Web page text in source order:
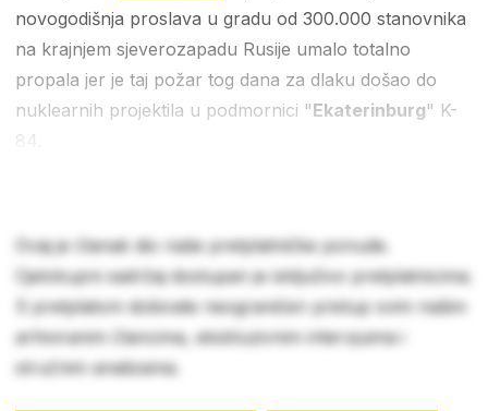
novogodišnja proslava u gradu od 300.000 stanovnika
na krajnjem sjeverozapadu Rusije umalo totalno
propala jer je taj požar tog dana za dlaku došao do
nuklearnih projektila u podmornici "Ekaterinburg" K-
84.
Ovaj je članak dio naše pretplatničke ponude.
Cjelokupni sadržaj dostupan je isključivo pretplatnicima.
S pretplatom dobivate neograničen pristup svim našim
arhiviranim člancima, ekskluzivnim intervjuima i
stručnim analizama.